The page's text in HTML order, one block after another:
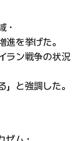
・
進を挙げた。
ラン戦争の状況
」と強調した。